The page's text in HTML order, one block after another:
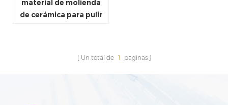
material de molienda
de cerámica para pulir
Un total de 1 paginas